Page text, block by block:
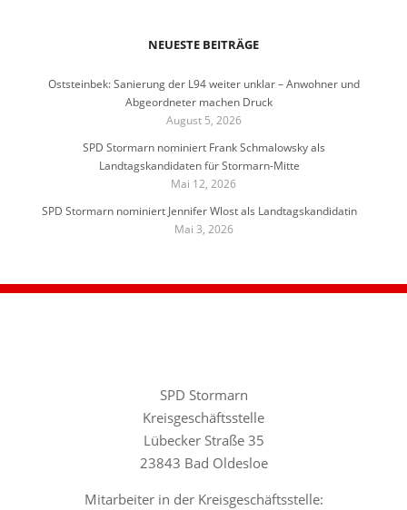
NEUESTE BEITRÄGE
Oststeinbek: Sanierung der L94 weiter unklar – Anwohner und
Abgeordneter machen Druck
August 5, 2026
SPD Stormarn nominiert Frank Schmalowsky als
Landtagskandidaten für Stormarn-Mitte
Mai 12, 2026
SPD Stormarn nominiert Jennifer Wlost als Landtagskandidatin
Mai 3, 2026
SPD Stormarn
Kreisgeschäftsstelle
Lübecker Straße 35
23843 Bad Oldesloe
Mitarbeiter in der Kreisgeschäftsstelle: